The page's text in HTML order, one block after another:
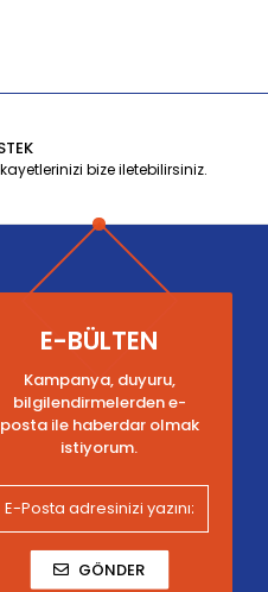
bize iletebilirsiniz.
E-BÜLTEN
Kampanya, duyuru,
bilgilendirmelerden e-
posta ile haberdar olmak
istiyorum.
GÖNDER